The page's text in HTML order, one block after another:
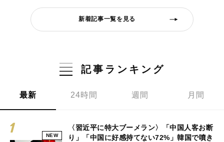
新着記事一覧を見る
記事ランキング
最新 24時間 週間 月間
NEW
〈習近平に特大ブーメラン〉「中国人客お断
り」「中国に好感持てない72%」韓国で噴き